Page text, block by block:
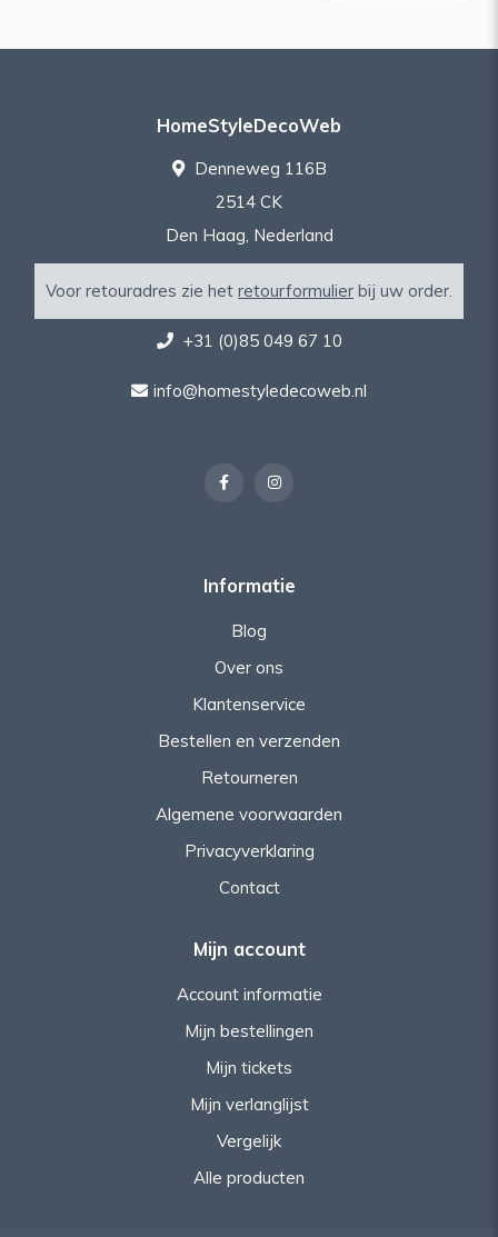
HomeStyleDecoWeb
Denneweg 116B
2514 CK
Den Haag, Nederland
Voor retouradres zie het retourformulier bij uw order.
+31 (0)85 049 67 10
info@homestyledecoweb.nl
Informatie
Blog
Over ons
Klantenservice
Bestellen en verzenden
Retourneren
Algemene voorwaarden
Privacyverklaring
Contact
Mijn account
Account informatie
Mijn bestellingen
Mijn tickets
Mijn verlanglijst
Vergelijk
Alle producten